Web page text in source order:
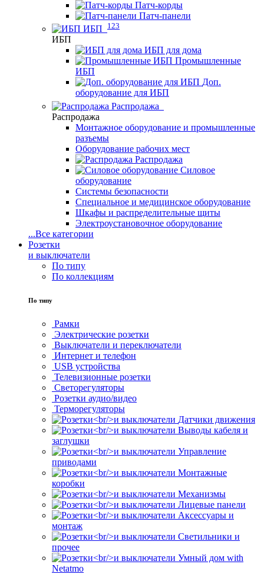
Патч-корды
Патч-панели
ИБП
123
ИБП
ИБП для дома
Промышленные
ИБП
Доп.
оборудование для ИБП
Распродажа
Распродажа
Монтажное оборудование и промышленные
разъемы
Оборудование рабочих мест
Распродажа
Силовое
оборудование
Системы безопасности
Специальное и медицинское оборудование
Шкафы и распределительные щиты
Электроустановочное оборудование
...Все категории
Розетки
и выключатели
По типу
По коллекциям
По типу
Рамки
Электрические розетки
Выключатели и переключатели
Интернет и телефон
USB устройства
Телевизионные розетки
Светорегуляторы
Розетки аудио/видео
Терморегуляторы
Датчики движения
Выводы кабеля и
заглушки
Управление
приводами
Монтажные
коробки
Механизмы
Лицевые панели
Аксессуары и
монтаж
Светильники и
прочее
Умный дом with
Netatmo